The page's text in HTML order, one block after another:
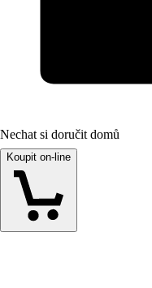
Nechat si doručit domů
Koupit on-line